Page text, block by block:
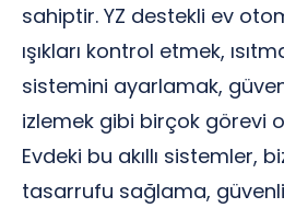
sahiptir. YZ destekli ev
ışıkları kontrol etmek,
sistemini ayarlamak,
izlemek gibi birçok görevi
Evdeki bu akıllı sistemler,
tasarrufu sağlama,